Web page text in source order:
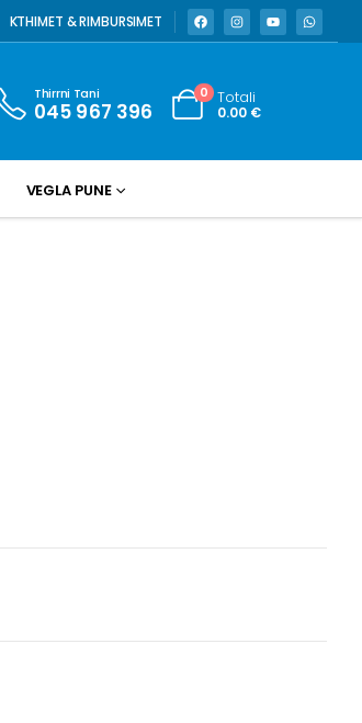
KTHIMET & RIMBURSIMET
Thirrni Tani
045 967 396
0 Totali
0.00 €
VEGLA PUNE